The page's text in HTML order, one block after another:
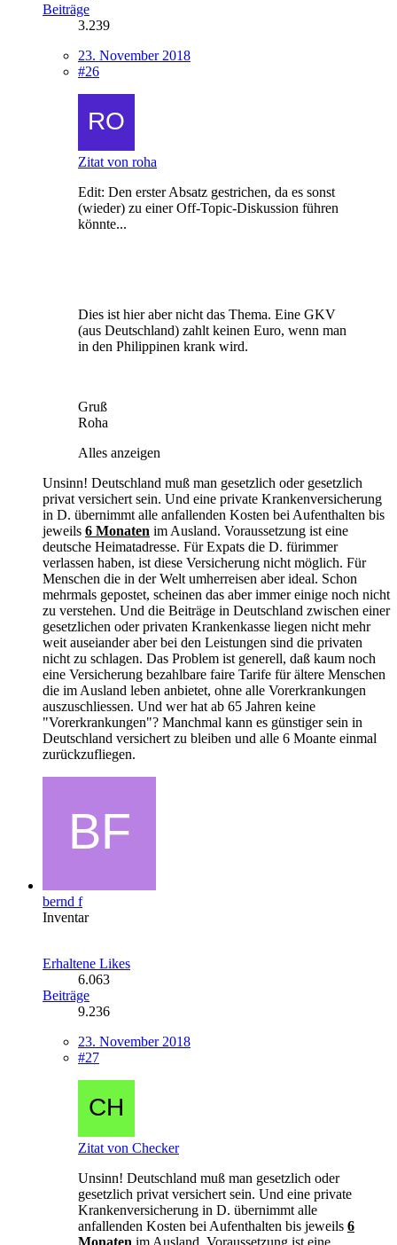
Beiträge
3.239
23. November 2018
#26
Zitat von roha
Edit: Den erster Absatz gestrichen, da es sonst
(wieder) zu einer Off-Topic-Diskussion führen
könnte...
Dies ist hier aber nicht das Thema. Eine GKV
(aus Deutschland) zahlt keinen Euro, wenn man
in den Philippinen krank wird.
Gruß
Roha
Alles anzeigen
Unsinn! Deutschland muß man gesetzlich oder gesetzlich
privat versichert sein. Und eine private Krankenversicherung
in D. übernimmt alle anfallenden Kosten bei Aufenthalten bis
jeweils 6 Monaten im Ausland. Voraussetzung ist eine
deutsche Heimatadresse. Für Expats die D. fürimmer
verlassen haben, ist diese Versicherung nicht möglich. Für
Menschen die in der Welt umherreisen aber ideal. Schon
mehrmals gepostet, scheinen das aber immer einige noch nicht
zu verstehen. Und die Beiträge in Deutschland zwischen einer
gesetzlichen oder privaten Krankenkasse liegen nicht mehr
weit auseiander aber bei den Leistungen sind die privaten
nicht zu schlagen. Das Problem ist generell, daß kaum noch
eine Versicherung bezahlbare faire Tarife für ältere Menschen
die im Ausland leben anbietet, ohne alle Vorerkrankungen
auszuschliessen. Und wer hat ab 65 Jahren keine
"Vorerkrankungen"? Manchmal kann es günstiger sein in
Deutschland versichert zu bleiben und alle 6 Moante einmal
zurückzufliegen.
bernd f
Inventar
Erhaltene Likes
6.063
Beiträge
9.236
23. November 2018
#27
Zitat von Checker
Unsinn! Deutschland muß man gesetzlich oder
gesetzlich privat versichert sein. Und eine private
Krankenversicherung in D. übernimmt alle
anfallenden Kosten bei Aufenthalten bis jeweils 6
Monaten im Ausland. Voraussetzung ist eine